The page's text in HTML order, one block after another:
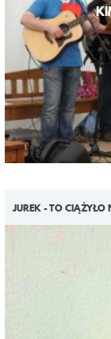
JUREK - TO CIĄŻYŁO